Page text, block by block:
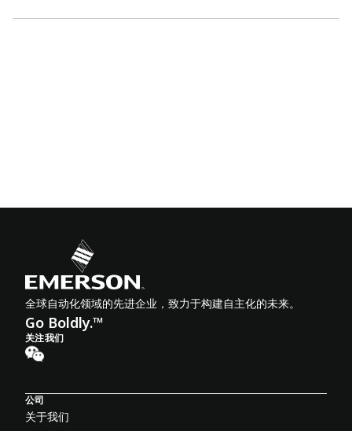
全球自动化领域的先进企业，致力于构建自主化的未来。
Go Boldly.™
关注我们
公司
关于我们